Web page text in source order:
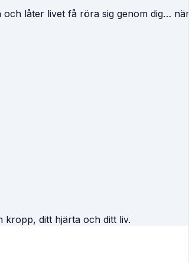
låter livet få röra sig genom dig…
kropp, ditt hjärta och ditt liv.